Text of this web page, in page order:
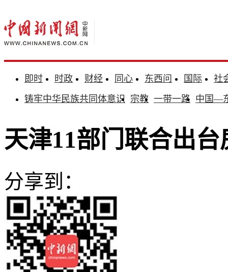
即时 时政 财经 同心 东西问 国际
社
铸牢中华民族共同体意识 宗教 一带一路 中国—
天津11部门联合出
分享到：